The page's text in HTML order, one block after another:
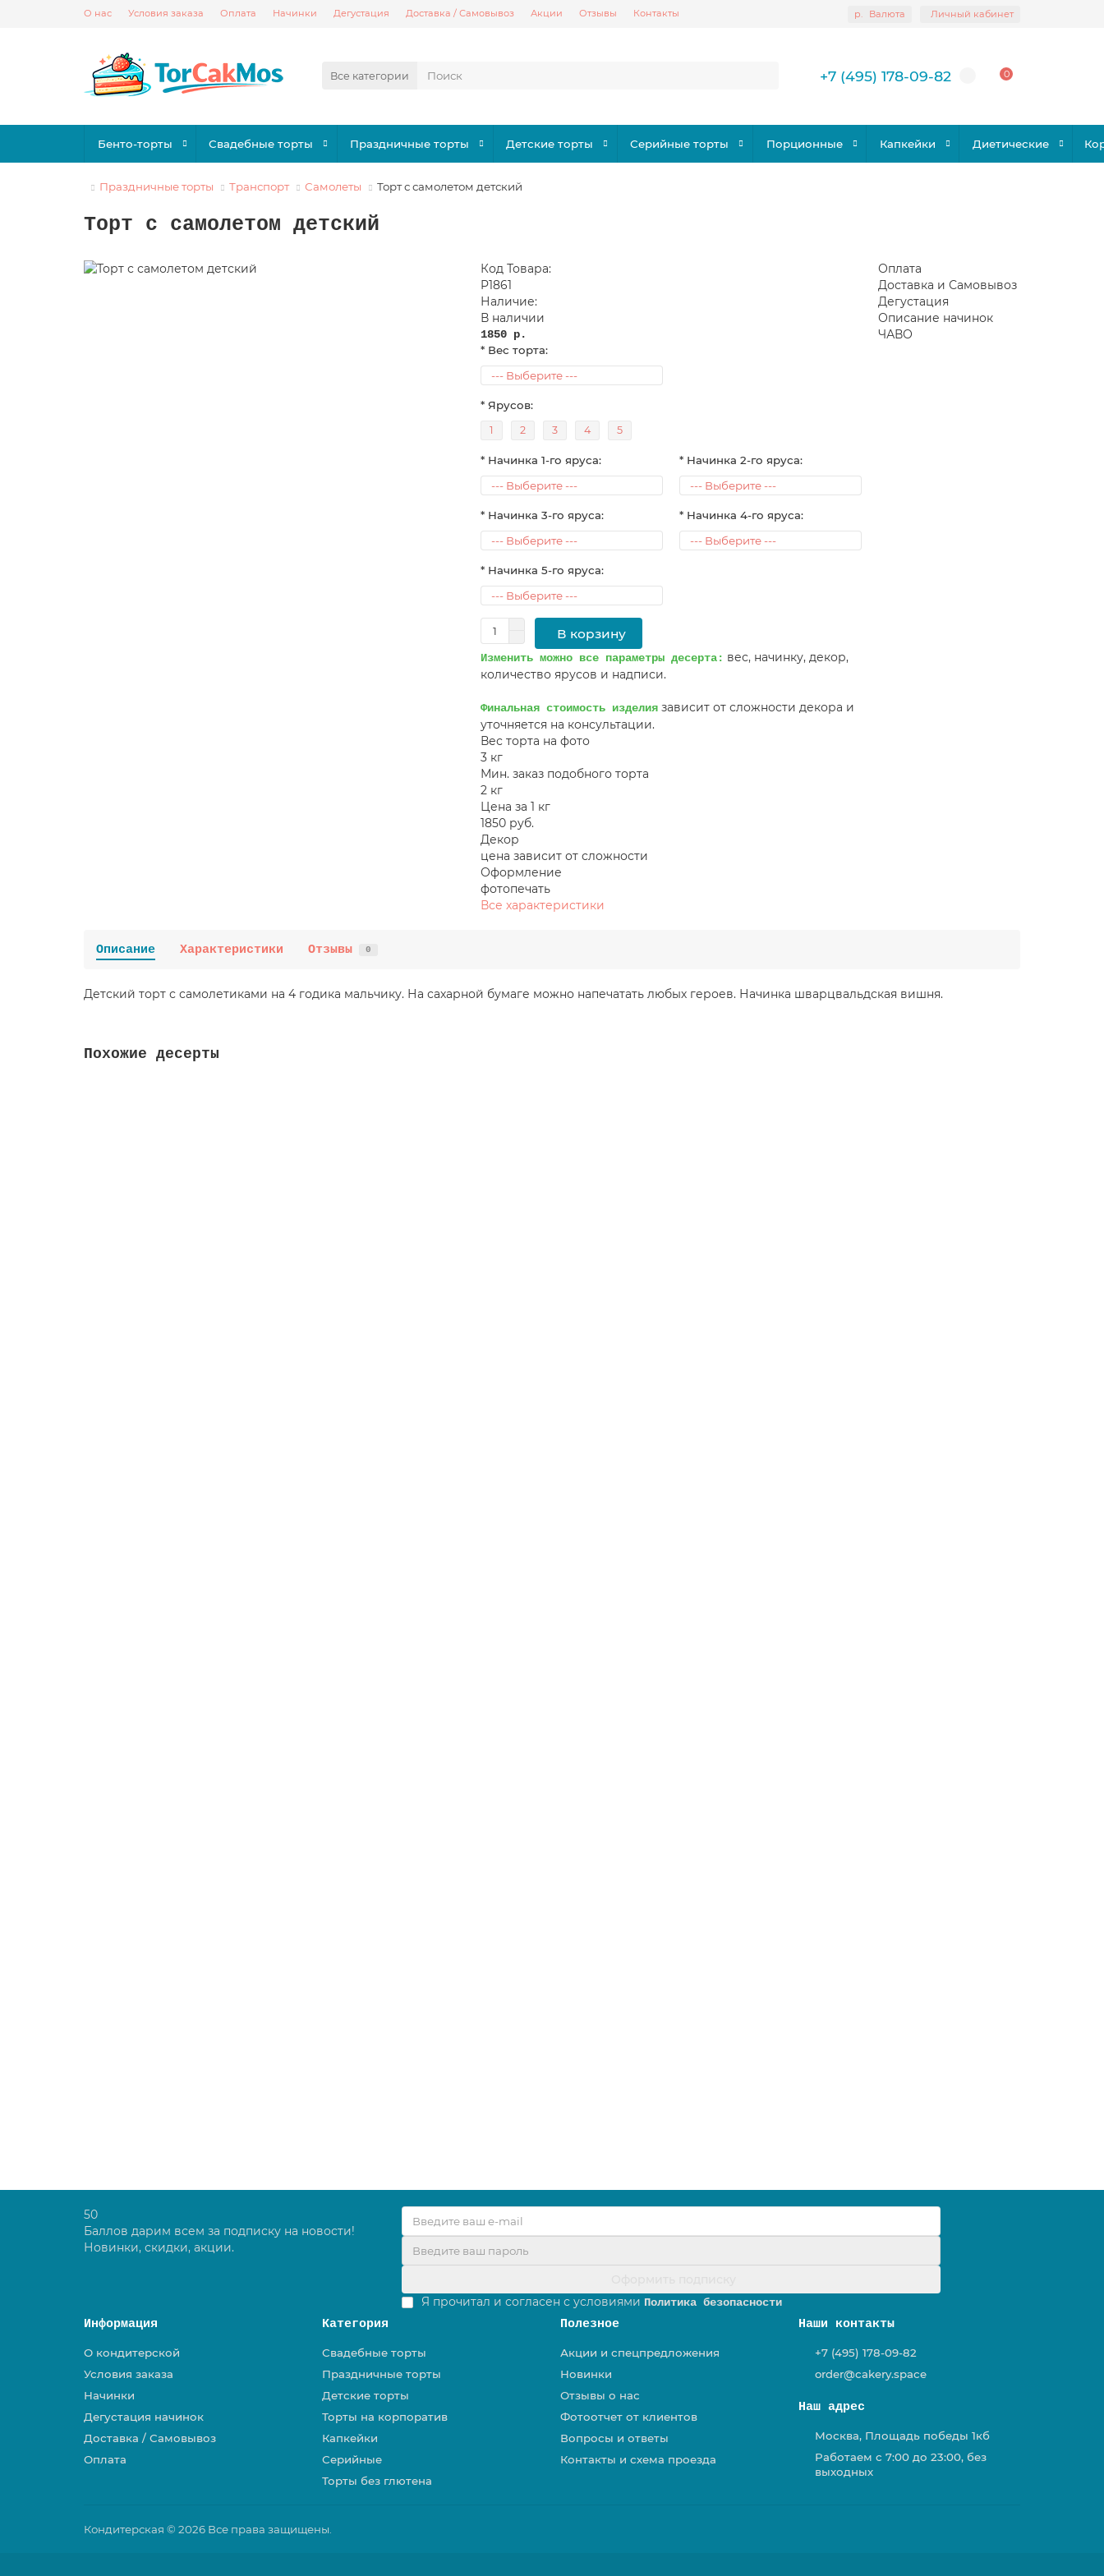
О нас Условия заказа Оплата Начинки Дегустация Доставка / Самовывоз Акции Отзывы Контакты р. Валюта Личный кабинет
Все категории +7 (495) 178-09-82 0
Бенто-торты Свадебные торты Праздничные торты Детские торты Серийные торты Порционные Капкейки Диетические
Праздничные торты Транспорт Самолеты Торт с самолетом детский
Торт с самолетом детский
Код Товара:
P1861
Наличие:
В наличии
1850 р.
* Вес торта:
* Ярусов:
1 2 3 4 5
* Начинка 1-го яруса: * Начинка 2-го яруса:
* Начинка 3-го яруса: * Начинка 4-го яруса:
* Начинка 5-го яруса:
В корзину
Изменить можно все параметры десерта: вес, начинку, декор,
количество ярусов и надписи.
Финальная стоимость изделия зависит от сложности декора и
уточняется на консультации.
Вес торта на фото
3 кг
Мин. заказ подобного торта
2 кг
Цена за 1 кг
1850 руб.
Декор
цена зависит от сложности
Оформление
фотопечать
Все характеристики
Оплата
Доставка и Самовывоз
Дегустация
Описание начинок
ЧАВО
Описание Характеристики Отзывы 0
Детский торт с самолетиками на 4 годика мальчику. На сахарной бумаге можно напечатать любых героев. Начинка шварцвальдская вишня.
Похожие десерты
50
Баллов дарим всем за подписку на новости!
Новинки, скидки, акции.
Я прочитал и согласен с условиями Политика безопасности
Информация
О кондитерской
Условия заказа
Начинки
Дегустация начинок
Доставка / Самовывоз
Оплата
Категория
Свадебные торты
Праздничные торты
Детские торты
Торты на корпоратив
Капкейки
Серийные
Торты без глютена
Полезное
Акции и спецпредложения
Новинки
Отзывы о нас
Фотоотчет от клиентов
Вопросы и ответы
Контакты и схема проезда
Наши контакты
+7 (495) 178-09-82
order@cakery.space
Наш адрес
Москва, Площадь победы 1кб
Работаем с 7:00 до 23:00, без
выходных
Кондитерская © 2026 Все права защищены.